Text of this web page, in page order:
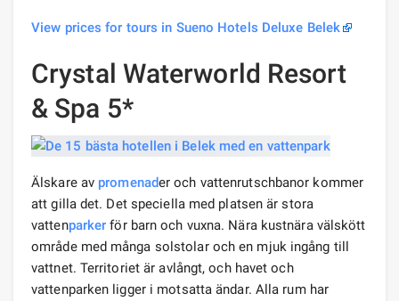
View prices for tours in Sueno Hotels Deluxe Belek
Crystal Waterworld Resort
& Spa 5*
Älskare av promenader och vattenrutschbanor kommer
att gilla det. Det speciella med platsen är stora
vattenparker för barn och vuxna. Nära kustnära välskött
område med många solstolar och en mjuk ingång till
vattnet. Territoriet är avlångt, och havet och
vattenparken ligger i motsatta ändar. Alla rum har